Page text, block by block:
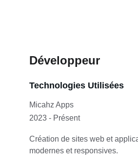
Développeur
Technologies Utilisées
Micahz Apps
2023 - Présent
Création de sites web et
modernes et responsives.